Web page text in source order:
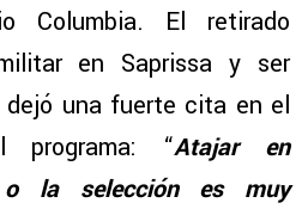
Columbia. El retirado
en Saprissa y ser
dejó una fuerte cita en el
programa: “Atajar en
la selección es muy